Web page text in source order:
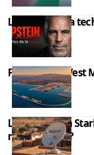
Les élites de la
Port Nador West
L’impact de la
monde rural ?